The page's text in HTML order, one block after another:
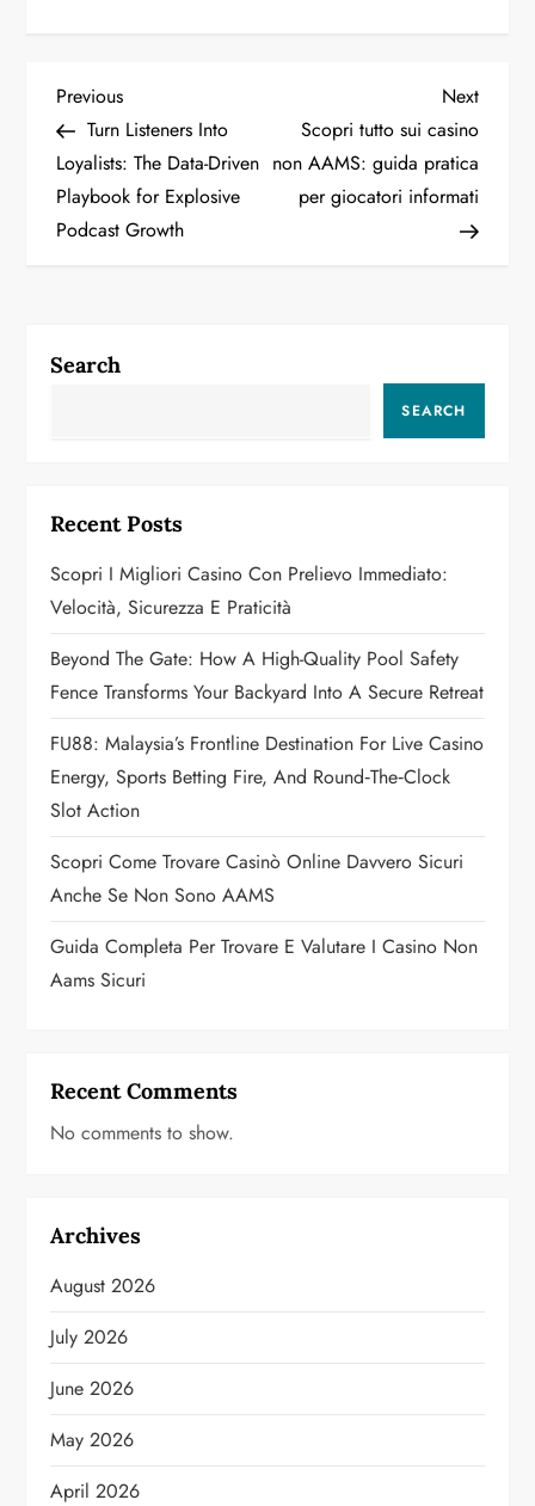
P
o
s
a
g
a
t
i
o
n
Previous
Post
Previous
Turn Listeners Into
Loyalists: The Data-Driven
Playbook for Explosive
Podcast Growth
Next
Post
Next
Scopri tutto sui casino
non AAMS: guida pratica
per giocatori informati
Search
SEARCH
Recent Posts
Scopri I Migliori Casino Con Prelievo Immediato:
Velocità, Sicurezza E Praticità
Beyond The Gate: How A High-Quality Pool Safety
Fence Transforms Your Backyard Into A Secure Retreat
FU88: Malaysia’s Frontline Destination For Live Casino
Energy, Sports Betting Fire, And Round‑the‑Clock
Slot Action
Scopri Come Trovare Casinò Online Davvero Sicuri
Anche Se Non Sono AAMS
Guida Completa Per Trovare E Valutare I Casino Non
Aams Sicuri
Recent Comments
No comments to show.
Archives
August 2026
July 2026
June 2026
May 2026
April 2026